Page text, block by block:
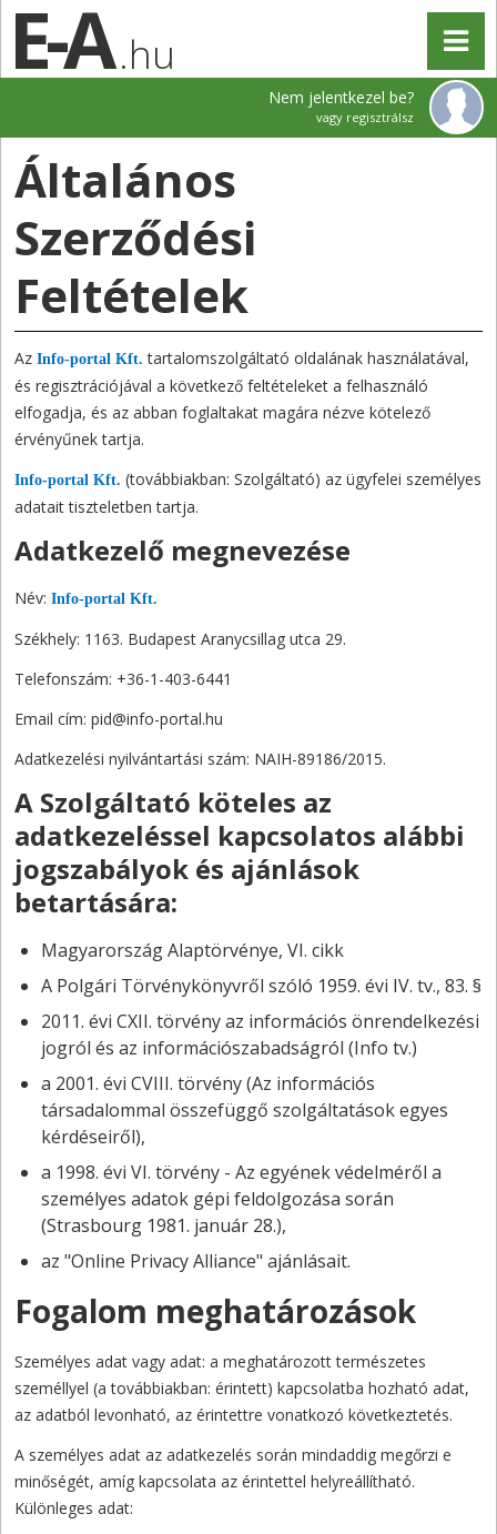
.hu
Nem jelentkezel be?
vagy regisztrálsz
Általános
Szerződési
Feltételek
Az Info-portal Kft. tartalomszolgáltató oldalának használatával,
és regisztrációjával a következő feltételeket a felhasználó
elfogadja, és az abban foglaltakat magára nézve kötelező
érvényűnek tartja.
Info-portal Kft. (továbbiakban: Szolgáltató) az ügyfelei személyes
adatait tiszteletben tartja.
Adatkezelő megnevezése
Név: Info-portal Kft.
Székhely: 1163. Budapest Aranycsillag utca 29.
Telefonszám: +36-1-403-6441
Email cím: pid@info-portal.hu
Adatkezelési nyilvántartási szám: NAIH-89186/2015.
A Szolgáltató köteles az
adatkezeléssel kapcsolatos alábbi
jogszabályok és ajánlások
betartására:
Magyarország Alaptörvénye, VI. cikk
A Polgári Törvénykönyvről szóló 1959. évi IV. tv., 83. §
2011. évi CXII. törvény az információs önrendelkezési
jogról és az információszabadságról (Info tv.)
a 2001. évi CVIII. törvény (Az információs
társadalommal összefüggő szolgáltatások egyes
kérdéseiről),
a 1998. évi VI. törvény - Az egyének védelméről a
személyes adatok gépi feldolgozása során
(Strasbourg 1981. január 28.),
az "Online Privacy Alliance" ajánlásait.
Fogalom meghatározások
Személyes adat vagy adat: a meghatározott természetes
személlyel (a továbbiakban: érintett) kapcsolatba hozható adat,
az adatból levonható, az érintettre vonatkozó következtetés.
A személyes adat az adatkezelés során mindaddig megőrzi e
minőségét, amíg kapcsolata az érintettel helyreállítható.
Különleges adat: